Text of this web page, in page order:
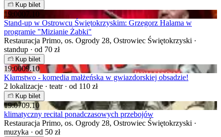
Kup bilet
19:0007.10
Stand-up w Ostrowcu Świętokrzyskim: Grzegorz Halama w
programie "Mizianie Żabki"
Restauracja Primo, os. Ogrody 28, Ostrowiec Świętokrzyski ·
standup · od 70 zł
Kup bilet
19:0009.10
Kłamstwo - komedia małżeńska w gwiazdorskiej obsadzie!
2 lokalizacje · teatr · od 110 zł
Kup bilet
19:0709.10
klimatyczny recital ponadczasowych przebojów
Restauracja Primo, os. Ogrody 28, Ostrowiec Świętokrzyski ·
muzyka · od 50 zł